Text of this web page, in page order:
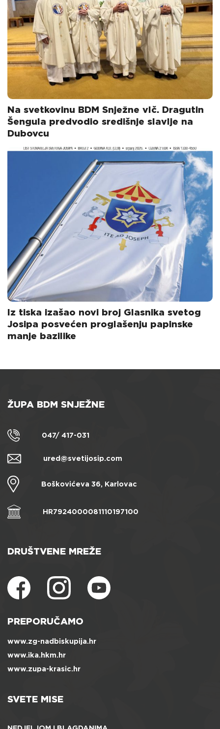
Na svetkovinu BDM Snježne vlč. Dragutin
Šengula predvodio središnje slavlje na
Dubovcu
Iz tiska izašao novi broj Glasnika svetog
Josipa posvećen proglašenju papinske
manje bazilike
ŽUPA BDM SNJEŽNE
047/ 417-031
ured@svetijosip.com
Boškovićeva 36, Karlovac
HR7924000081110197100
DRUŠTVENE MREŽE
PREPORUČAMO
www.zg-nadbiskupija.hr
www.ika.hkm.hr
www.zupa-krasic.hr
SVETE MISE